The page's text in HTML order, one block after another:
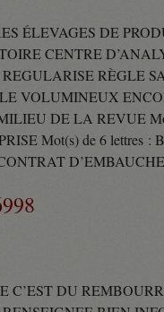
ÉLEVAGES DE
CENTRE
RÈGLE
VOLUMINEUX
DE LA REVUE
Mot(s) de 6 lettres :
C’EST DU